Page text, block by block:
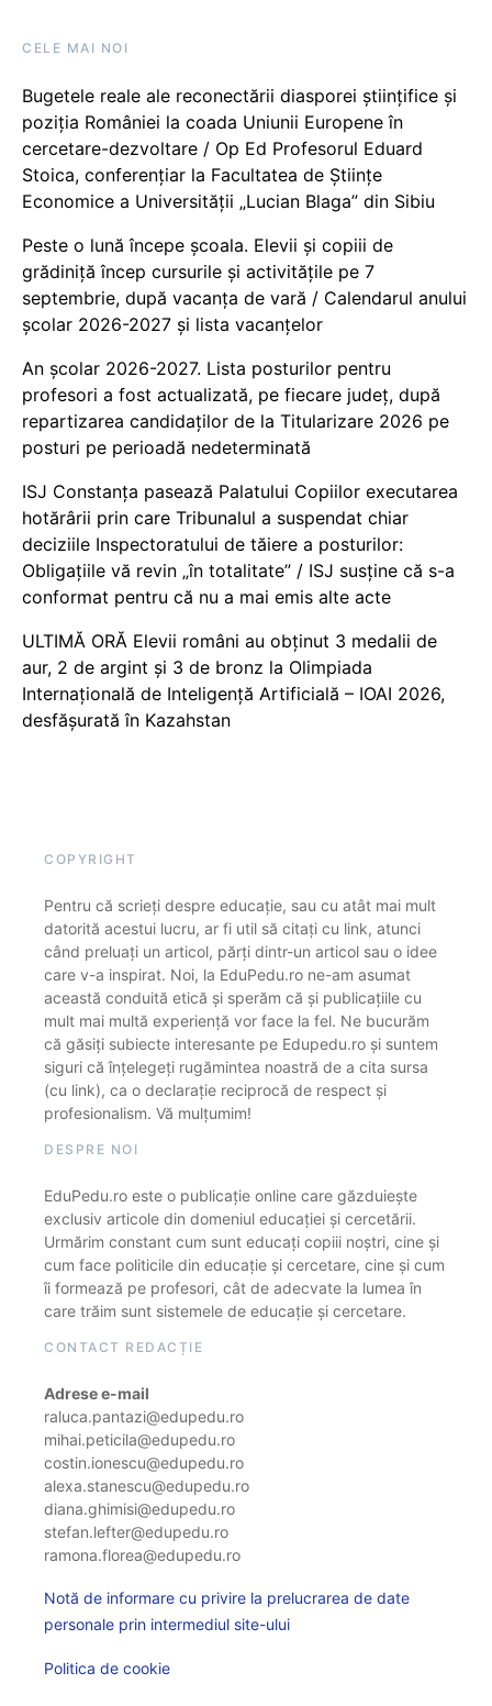
CELE MAI NOI
Bugetele reale ale reconectării diasporei științifice și
poziția României la coada Uniunii Europene în
cercetare-dezvoltare / Op Ed Profesorul Eduard
Stoica, conferențiar la Facultatea de Științe
Economice a Universității „Lucian Blaga” din Sibiu
Peste o lună începe școala. Elevii și copiii de
grădiniță încep cursurile și activitățile pe 7
septembrie, după vacanța de vară / Calendarul anului
școlar 2026-2027 și lista vacanțelor
An școlar 2026-2027. Lista posturilor pentru
profesori a fost actualizată, pe fiecare județ, după
repartizarea candidaților de la Titularizare 2026 pe
posturi pe perioadă nedeterminată
ISJ Constanța pasează Palatului Copiilor executarea
hotărârii prin care Tribunalul a suspendat chiar
deciziile Inspectoratului de tăiere a posturilor:
Obligațiile vă revin „în totalitate” / ISJ susține că s-a
conformat pentru că nu a mai emis alte acte
ULTIMĂ ORĂ Elevii români au obținut 3 medalii de
aur, 2 de argint și 3 de bronz la Olimpiada
Internațională de Inteligență Artificială – IOAI 2026,
desfășurată în Kazahstan
COPYRIGHT
Pentru că scrieți despre educație, sau cu atât mai mult
datorită acestui lucru, ar fi util să citați cu link, atunci
când preluați un articol, părți dintr-un articol sau o idee
care v-a inspirat. Noi, la EduPedu.ro ne-am asumat
această conduită etică și sperăm că și publicațiile cu
mult mai multă experiență vor face la fel. Ne bucurăm
că găsiți subiecte interesante pe Edupedu.ro și suntem
siguri că înțelegeți rugămintea noastră de a cita sursa
(cu link), ca o declarație reciprocă de respect și
profesionalism. Vă mulțumim!
DESPRE NOI
EduPedu.ro este o publicație online care găzduiește
exclusiv articole din domeniul educației și cercetării.
Urmărim constant cum sunt educați copiii noștri, cine și
cum face politicile din educație și cercetare, cine și cum
îi formează pe profesori, cât de adecvate la lumea în
care trăim sunt sistemele de educație și cercetare.
CONTACT REDACȚIE
Adrese e-mail
raluca.pantazi@edupedu.ro
mihai.peticila@edupedu.ro
costin.ionescu@edupedu.ro
alexa.stanescu@edupedu.ro
diana.ghimisi@edupedu.ro
stefan.lefter@edupedu.ro
ramona.florea@edupedu.ro
Notă de informare cu privire la prelucrarea de date
personale prin intermediul site-ului
Politica de cookie